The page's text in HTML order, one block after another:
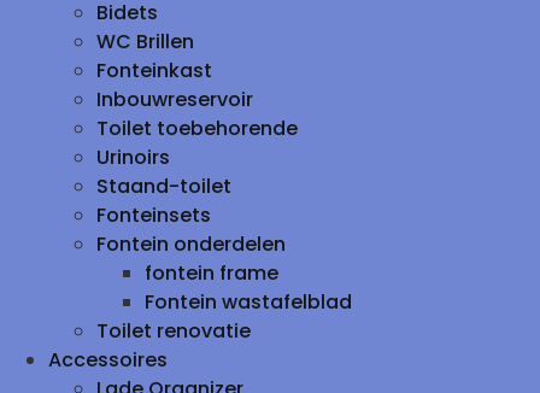
Bidets
WC Brillen
Fonteinkast
Inbouwreservoir
Toilet toebehorende
Urinoirs
Staand-toilet
Fonteinsets
Fontein onderdelen
fontein frame
Fontein wastafelblad
Toilet renovatie
Accessoires